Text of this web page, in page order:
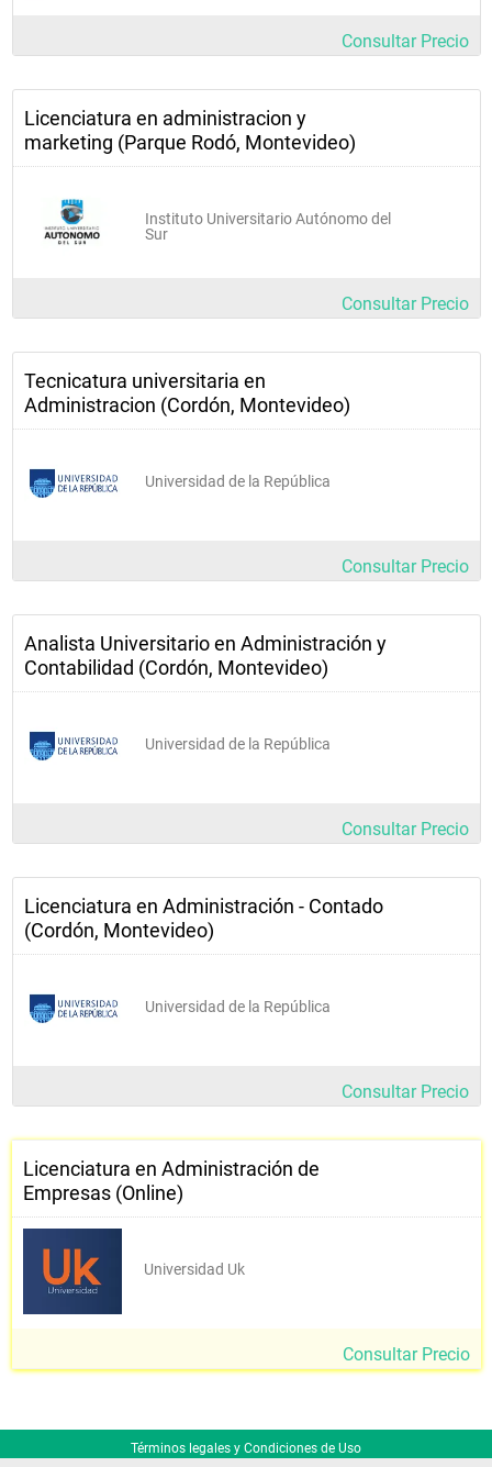
Consultar Precio
Licenciatura en administracion y
marketing (Parque Rodó, Montevideo)
Instituto Universitario Autónomo del
Sur
Consultar Precio
Tecnicatura universitaria en
Administracion (Cordón, Montevideo)
Universidad de la República
Consultar Precio
Analista Universitario en Administración y
Contabilidad (Cordón, Montevideo)
Universidad de la República
Consultar Precio
Licenciatura en Administración - Contado
(Cordón, Montevideo)
Universidad de la República
Consultar Precio
Licenciatura en Administración de
Empresas (Online)
Universidad Uk
Consultar Precio
Términos legales y Condiciones de Uso